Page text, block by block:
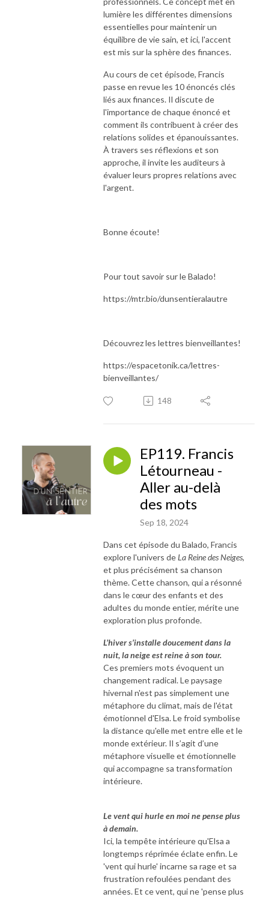
lumière les différentes dimensions
essentielles pour maintenir un
équilibre de vie sain, et ici, l'accent
est mis sur la sphère des finances.
Au cours de cet épisode, Francis
passe en revue les 10 énoncés clés
liés aux finances. Il discute de
l'importance de chaque énoncé et
comment ils contribuent à créer des
relations solides et épanouissantes.
À travers ses réflexions et son
approche, il invite les auditeurs à
évaluer leurs propres relations avec
l'argent.
Bonne écoute!
Pour tout savoir sur le Balado!
https://mtr.bio/dunsentieralautre
Découvrez les lettres bienveillantes!
https://espacetonik.ca/lettres-
bienveillantes/
148
EP119. Francis
Létourneau -
Aller au-delà
des mots
Sep 18, 2024
Dans cet épisode du Balado, Francis
explore l'univers deLa Reine des Neiges,
et plus précisément sa chanson
thème. Cette chanson, qui a résonné
dans le cœur des enfants et des
adultes du monde entier, mérite une
exploration plus profonde.
L’hiver s’installe doucement dans la
nuit, la neige est reine à son tour.
Ces premiers mots évoquent un
changement radical. Le paysage
hivernal n'est pas simplement une
métaphore du climat, mais de l'état
émotionnel d'Elsa. Le froid symbolise
la distance qu'elle met entre elle et le
monde extérieur. Il s’agit d’une
métaphore visuelle et émotionnelle
qui accompagne sa transformation
intérieure.
Le vent qui hurle en moi ne pense plus
à demain.
Ici, la tempête intérieure qu'Elsa a
longtemps réprimée éclate enfin. Le
'vent qui hurle' incarne sa rage et sa
frustration refoulées pendant des
années. Et ce vent, qui ne 'pense plus